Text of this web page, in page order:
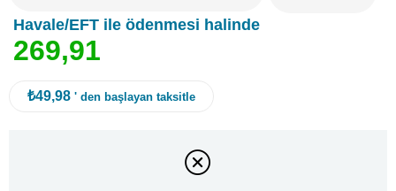
Havale/EFT ile ödenmesi halinde
269,91
₺49,98 ' den başlayan taksitle